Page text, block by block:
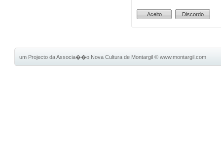
um Projecto da Associa��o Nova Cultura de Montargil©www.montargil.com